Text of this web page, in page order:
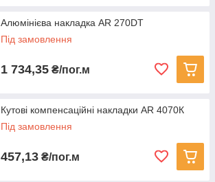
Алюмінієва накладка AR 270DT
Під замовлення
1 734,35 ₴/пог.м
Кутові компенсаційні накладки AR 4070К
Під замовлення
457,13 ₴/пог.м